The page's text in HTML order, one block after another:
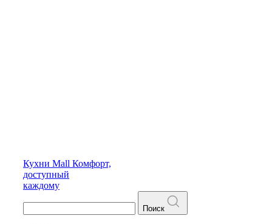
Кухни Mall Комфорт,
доступный
каждому
Поиск